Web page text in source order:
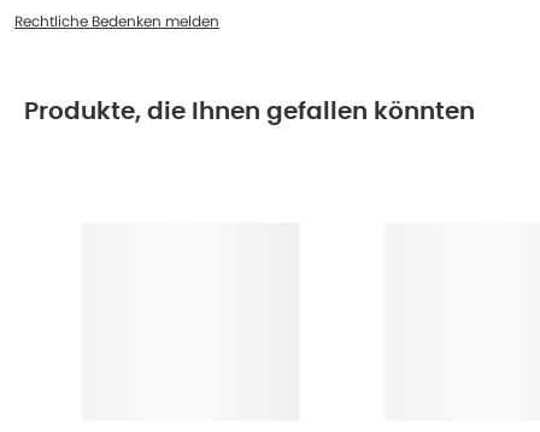
Rechtliche Bedenken melden
Produkte, die Ihnen gefallen könnten